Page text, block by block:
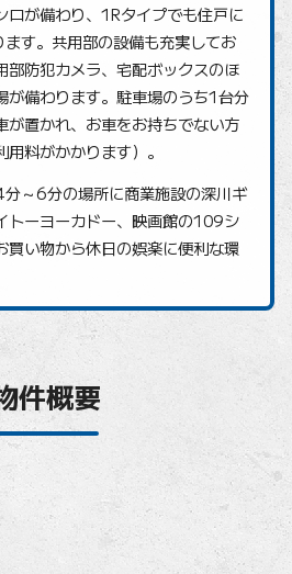
ロが備わり、1Rタイプでも住戸に
す。共用部の設備も充実してお
部防犯カメラ、宅配ボックスのほ
が備わります。駐車場のうち1台分
が置かれ、お車をお持ちでない方
料がかかります）。
～6分の場所に商業施設の深川ギ
トーヨーカドー、映画館の109シ
買い物から休日の娯楽に便利な環
件概要